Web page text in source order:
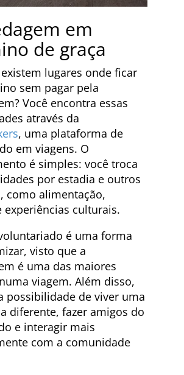
em
de graça
lugares onde ficar
sem pagar pela
Você encontra essas
através da
, uma plataforma de
em viagens. O
é simples: você troca
por estadia e outros
como alimentação,
experiências culturais.
é uma forma
visto que a
é uma das maiores
viagem. Além disso,
possibilidade de viver uma
diferente, fazer amigos do
e interagir mais
com a comunidade